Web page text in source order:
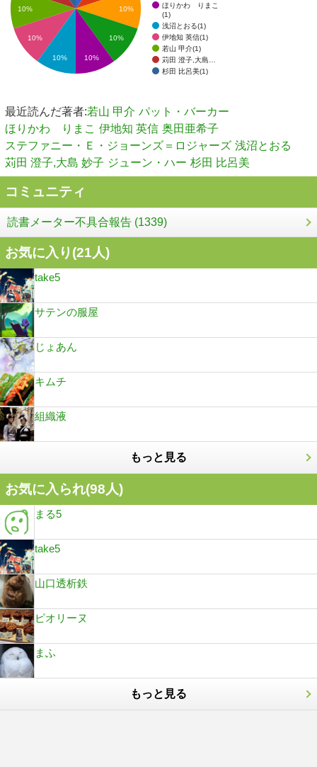
ほりかわ りまこ
(1)
浅沼とおる(1)
伊地知 英信(1)
若山 甲介(1)
苅田 澄子,大島…
杉田 比呂美(1)
10%
10%
10%
10%
10% 10%
最近読んだ著者:若山 甲介 パット・バーカー
ほりかわ りまこ 伊地知 英信 奥田亜希子
ステファニー・Ｅ・ジョーンズ＝ロジャーズ 浅沼とおる
苅田 澄子,大島 妙子 ジューン・ハー 杉田 比呂美
コミュニティ
読書メーター不具合報告 (1339)
お気に入り(21人)
take5
サテンの服屋
じょあん
キムチ
組織液
もっと見る
お気に入られ(98人)
まる5
take5
山口透析鉄
ピオリーヌ
まふ
もっと見る